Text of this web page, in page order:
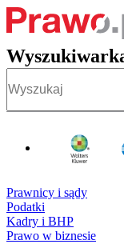
Prawnicy i sądy
Podatki
Kadry i BHP
Prawo w biznesie